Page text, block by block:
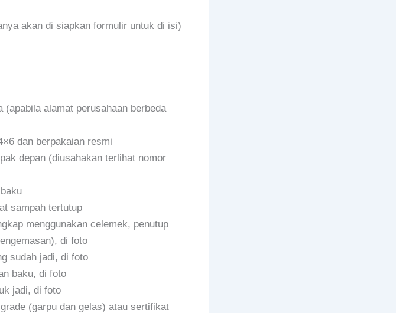
akan di siapkan formulir untuk di isi)
alamat perusahaan berbeda
dan berpakaian resmi
depan (diusahakan terlihat nomor
sampah tertutup
menggunakan celemek, penutup
di foto
sudah jadi, di foto
baku, di foto
jadi, di foto
(garpu dan gelas) atau sertifikat